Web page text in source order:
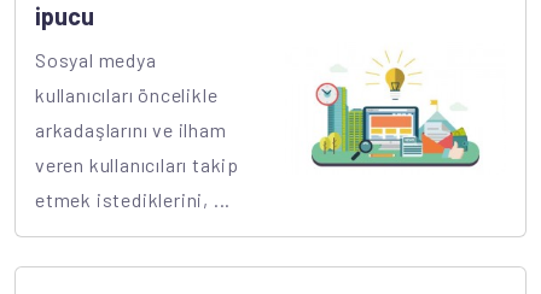
ipucu
Sosyal medya
kullanıcıları öncelikle
arkadaşlarını ve ilham
veren kullanıcıları takip
etmek istediklerini, ...